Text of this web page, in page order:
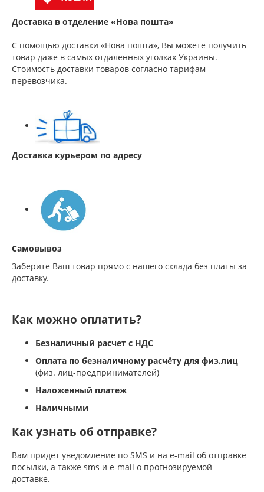
Доставка в отделение «Нова пошта»
С помощью доставки «Нова пошта», Вы можете получить
товар даже в самых отдаленных уголках Украины.
Стоимость доставки товаров согласно тарифам
перевозчика.
Доставка курьером по адресу
Самовывоз
Заберите Ваш товар прямо с нашего склада без платы за
доставку.
Как можно оплатить?
Безналичный расчет с НДС
Оплата по безналичному расчёту для физ.лиц
(физ. лиц-предпринимателей)
Наложенный платеж
Наличными
Как узнать об отправке?
Вам придет уведомление по SMS и на e-mail об отправке
посылки, а также sms и e-mail о прогнозируемой
доставке.